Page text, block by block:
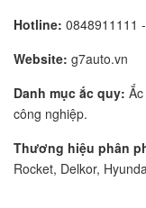
Hotline: 0848911111 -
Website: g7auto.vn
Danh mục ắc quy:
công nghiệp.
Thương hiệu phân
Rocket, Delkor,